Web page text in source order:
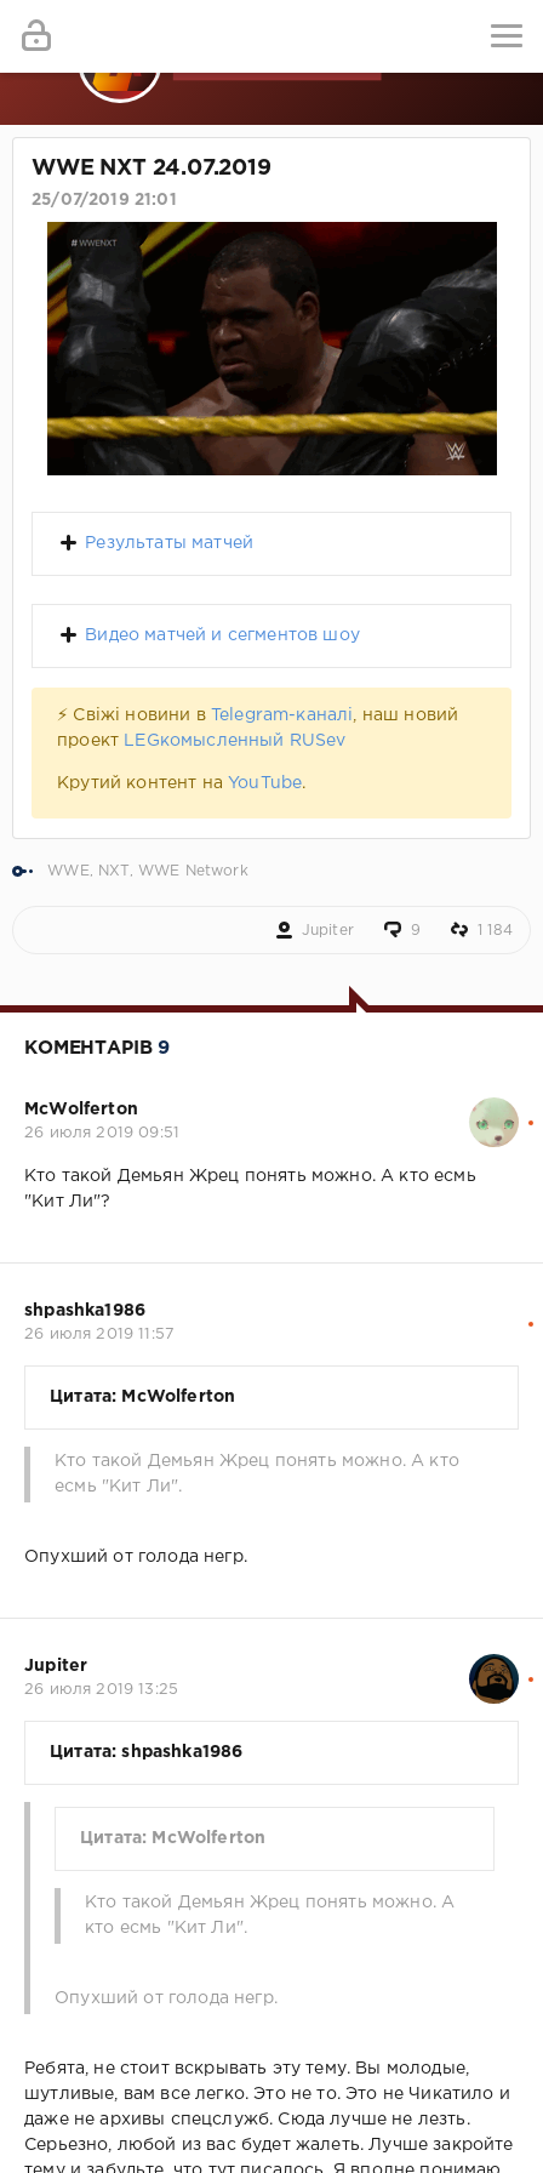
WWE NXT 24.07.2019
25/07/2019 21:01
Результаты матчей
Видео матчей и сегментов шоу
⚡ Свіжі новини в Telegram-каналі
, наш новий
проект
LEGкомысленный RUSev
Крутий контент на YouTube.
WWE, NXT , WWE Network
Jupiter 9 1 184
КОМЕНТАРІВ 9
McWolferton
26 июля 2019 09:51
Кто такой Демьян Жрец понять можно. А кто есмь
"Кит Ли"?
shpashka1986
26 июля 2019 11:57
Цитата: McWolferton
Кто такой Демьян Жрец понять можно. А кто
есмь "Кит Ли".
Опухший от голода негр.
Jupiter
26 июля 2019 13:25
Цитата: shpashka1986
Цитата: McWolferton
Кто такой Демьян Жрец понять можно. А
кто есмь "Кит Ли".
Опухший от голода негр.
Ребята, не стоит вскрывать эту тему. Вы молодые,
шутливые, вам все легко. Это не то. Это не Чикатило и
даже не архивы спецслужб. Сюда лучше не лезть.
Серьезно, любой из вас будет жалеть. Лучше закройте